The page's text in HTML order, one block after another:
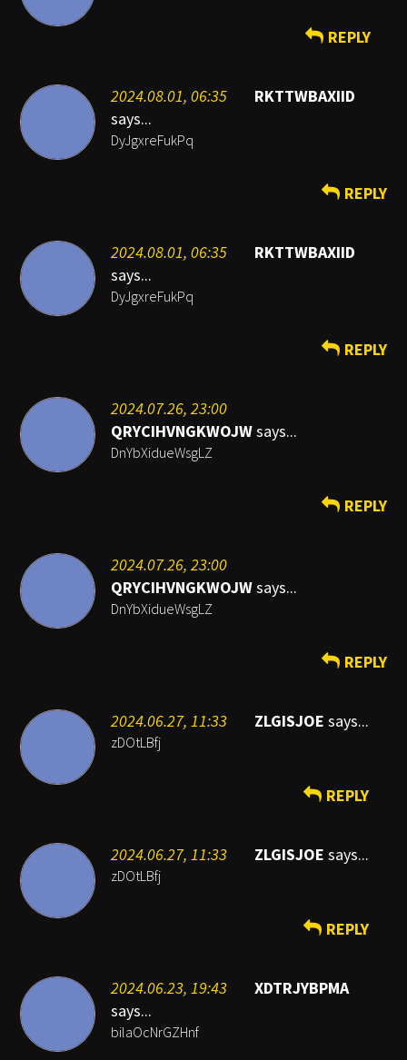
REPLY
2024.08.01, 06:35
RKTTWBAXIID
says...
DyJgxreFukPq
REPLY
2024.08.01, 06:35
RKTTWBAXIID
says...
DyJgxreFukPq
REPLY
2024.07.26, 23:00
QRYCIHVNGKWOJWsays...
DnYbXidueWsgLZ
REPLY
2024.07.26, 23:00
QRYCIHVNGKWOJWsays...
DnYbXidueWsgLZ
REPLY
2024.06.27, 11:33 ZLGISJOE says...
zDOtLBfj
REPLY
2024.06.27, 11:33 ZLGISJOE says...
zDOtLBfj
REPLY
2024.06.23, 19:43
XDTRJYBPMA
says...
bilaOcNrGZHnf